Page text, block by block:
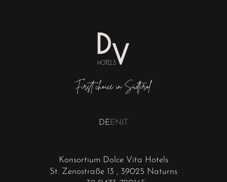
Konsortium Dolce Vita Hotels
St. Zenostraße 13 , 39025 Naturns
DEEN